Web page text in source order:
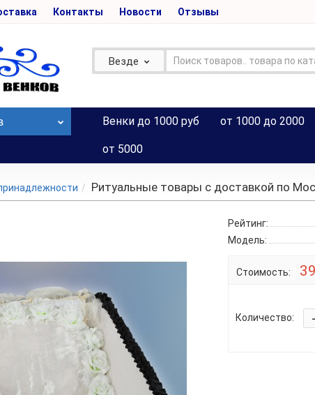
Контакты Новости Отзывы
Везде
Венки до 1000 руб от 1000 до 2000
от 5000
Ритуальные товары с доставкой по
Рейтинг:
Модель:
Стоимость:
Количество: -